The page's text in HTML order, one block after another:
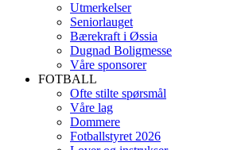
Utmerkelser
Seniorlauget
Bærekraft i Øssia
Dugnad Boligmesse
Våre sponsorer
FOTBALL
Ofte stilte spørsmål
Våre lag
Dommere
Fotballstyret 2026